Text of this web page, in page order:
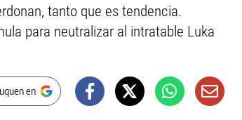
tanto que es tendencia.
para neutralizar al intratable Luka
en